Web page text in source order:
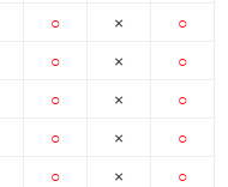
○
○
○
○
○
×
×
×
×
×
○
○
○
○
○